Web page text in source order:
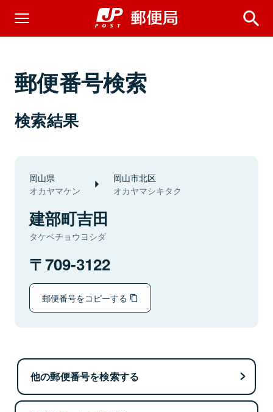
郵便番号検索
検索結果
岡山県
オカヤマケン
岡山市北区
オカヤマシキタク
建部町吉田
タケベチョウヨシダ
709-3122
郵便番号をコピーする
他の郵便番号を検索する